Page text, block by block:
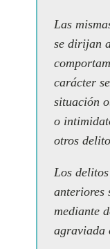
Las
se dirijan
carácter
situación
o
otros
Los
anteriores
mediante
agraviada